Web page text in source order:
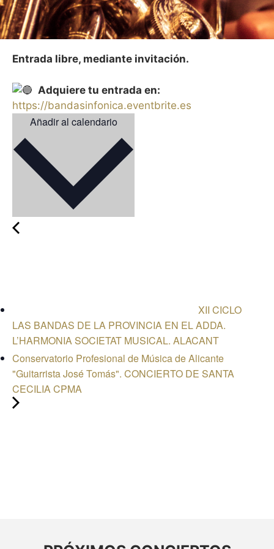
Entrada libre, mediante invitación.
Adquiere tu entrada en:
https://bandasinfonica.eventbrite.es
XII CICLO
LAS BANDAS DE LA PROVINCIA EN EL ADDA.
L’HARMONIA SOCIETAT MUSICAL. ALACANT
Conservatorio Profesional de Música de Alicante
"Guitarrista José Tomás". CONCIERTO DE SANTA
CECILIA CPMA